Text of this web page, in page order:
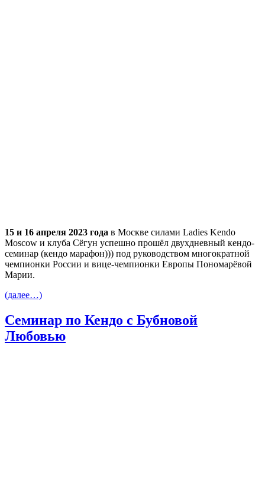
15 и 16 апреля 2023 года в Москве силами Ladies Kendo
Moscow и клуба Сёгун успешно прошёл двухдневный кендо-
семинар (кендо марафон))) под руководством многократной
чемпионки России и вице-чемпионки Европы Пономарёвой
Марии.
(далее…)
Семинар по Кендо с Бубновой
Любовью